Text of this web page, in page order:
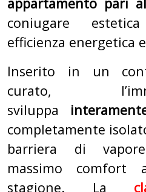
coniugare
efficienza energetica
Inserito in un
curato,
sviluppa
completamente
barriera di
massimo comfort
stagione. La